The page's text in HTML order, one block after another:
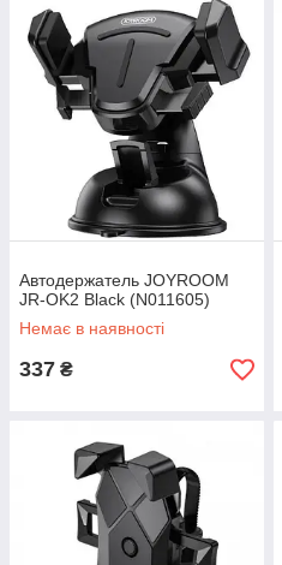
Автодержатель JOYROOM
JR-OK2 Black (N011605)
Немає в наявності
337 ₴